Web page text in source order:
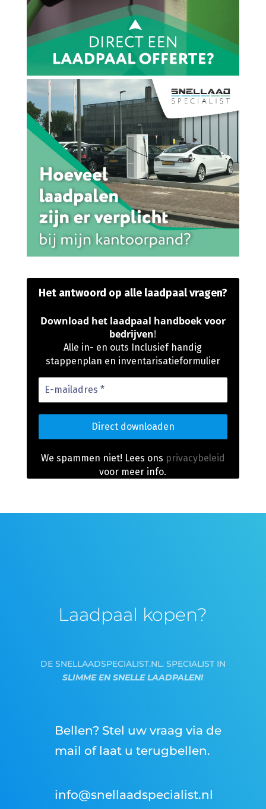
Het antwoord op alle laadpaal vragen?
Download het laadpaal handboek voor
bedrijven!
Alle in- en outs Inclusief handig
stappenplan en inventarisatieformulier
mailadres
We spammen niet! Lees ons privacybeleid
voor meer info.
Laadpaal kopen?
DE SNELLAADSPECIALIST.NL. SPECIALIST IN
SLIMME EN SNELLE LAADPALEN!
Bellen? Stel uw vraag via de
mail of laat u terugbellen.
info@snellaadspecialist.nl